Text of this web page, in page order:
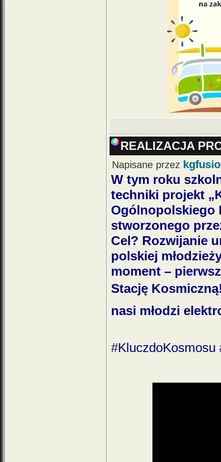
REALIZACJA
Napisane przez
W tym roku
techniki projekt
Ogólnopolskiego
stworzonego
Cel? Rozwijanie
polskiej
moment –
Stację
nasi młodzi